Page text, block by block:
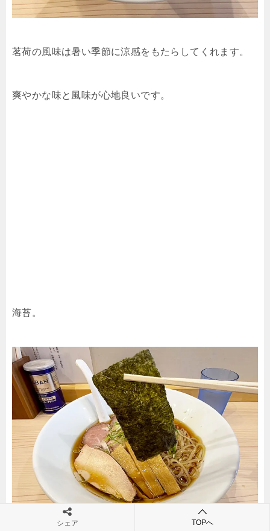
茗荷の風味は暑い季節に涼感をもたらしてくれます。
爽やかな味と風味が心地良いです。
海苔。
シェア TOPへ